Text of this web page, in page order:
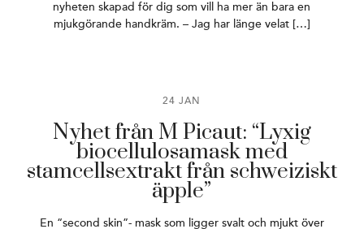
nyheten skapad för dig som vill ha mer än bara en
mjukgörande handkräm. – Jag har länge velat […]
24 JAN
Nyhet från M Picaut: “Lyxig
biocellulosamask med
stamcellsextrakt från schweiziskt
äpple”
En “second skin”- mask som ligger svalt och mjukt över